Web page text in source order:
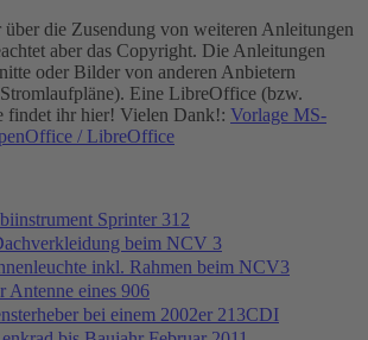
die Zusendung von weiteren Anleitungen
aber das Copyright. Die Anleitungen
oder Bilder von anderen Anbietern
Eine LibreOffice (bzw.
findet ihr hier! Vielen Dank!: Vorlage MS-
/ LibreOffice
Sprinter 312
beim NCV 3
inkl. Rahmen beim NCV3
Antenne eines 906
bei einem 2002er 213CDI